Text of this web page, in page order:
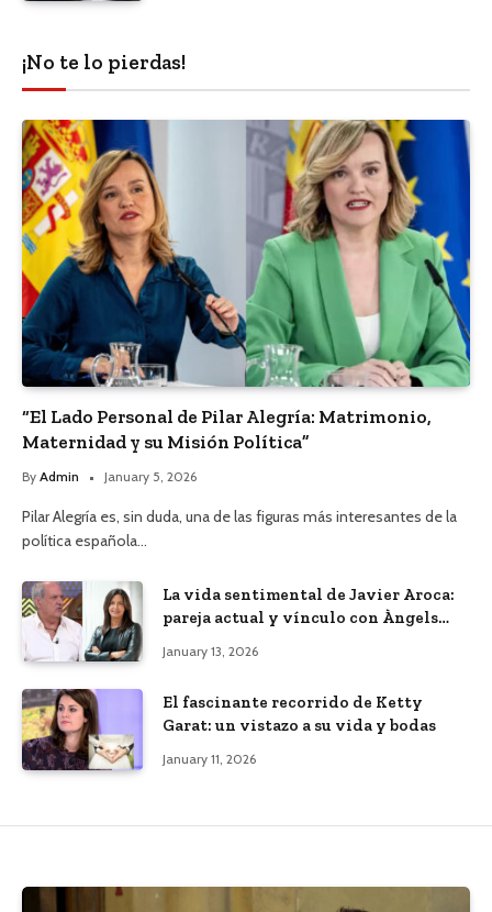
¡No te lo pierdas!
“El Lado Personal de Pilar Alegría: Matrimonio,
Maternidad y su Misión Política”
By Admin January 5, 2026
Pilar Alegría es, sin duda, una de las figuras más interesantes de la
política española…
La vida sentimental de Javier Aroca:
pareja actual y vínculo con Àngels
January 13, 2026
El fascinante recorrido de Ketty
Garat: un vistazo a su vida y bodas
January 11, 2026